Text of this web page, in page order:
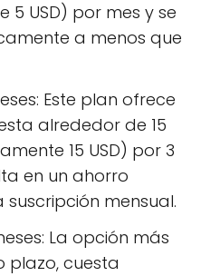
USD) por mes y se
a menos que
Este plan ofrece
alrededor de 15
15 USD) por 3
en un ahorro
mensual.
La opción más
plazo, cuesta